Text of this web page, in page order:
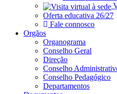
Oferta educativa 26/27
Fale connosco
Orgãos
Organograma
Conselho Geral
Direção
Conselho
Conselho Pedagógico
Departamentos